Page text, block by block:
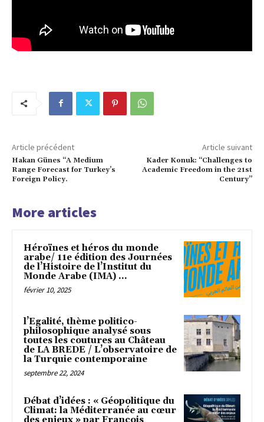
Article précédent
Hakan Günes “A Medium
Range Forecast for Turkey’s
Foreign Policy.
Article suivant
Kader Konuk: “Challenges to
Academic Freedom in the 21st
Century”
More articles
Héroïnes et héros du monde
arabe/ 11e édition des Journées
de l’Histoire de l’Institut du
Monde Arabe (IMA) ...
février 10, 2025
l’Egalité, thème politico-
philosophique analysé sous
toutes les coutures au Château
de LA BREDE / L’observatoire de
la Turquie contemporaine
septembre 22, 2024
Débat d’idées : « Géopolitique du
Climat: la Méditerranée au cœur